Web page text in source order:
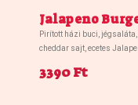
Jalapeno
Pirított házi buci,
cheddar sajt, ecetes
3390 Ft